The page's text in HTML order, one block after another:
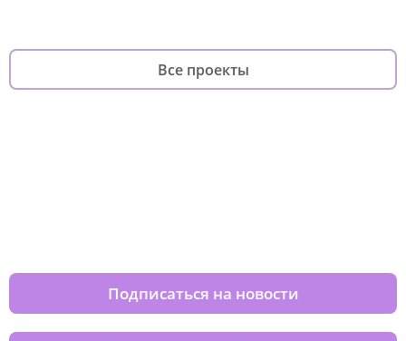
Все проекты
Подписаться на новости